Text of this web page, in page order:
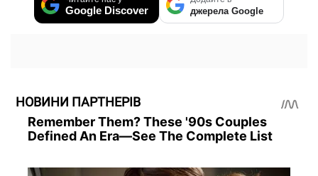
Google Discover джерела Google
НОВИНИ ПАРТНЕРІВ
Remember Them? These '90s Couples
Defined An Era—See The Complete List